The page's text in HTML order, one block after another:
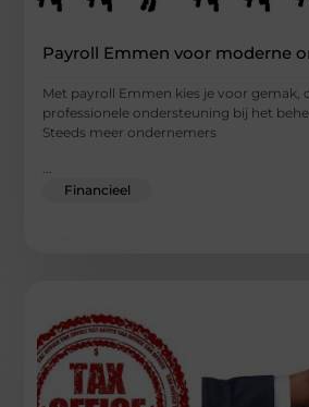
Payroll Emmen voor moderne
Met payroll Emmen kies je voor gemak,
professionele ondersteuning bij het
Steeds meer ondernemers
Financieel